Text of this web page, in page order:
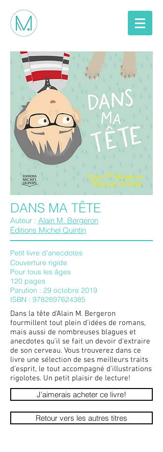
DANS MA TÊTE
Auteur : Alain M. Bergeron
Éditions Michel Quintin
Petit livre d'anecdotes
Couverture rigide
Pour tous les âges
120 pages
Parution : 29 octobre 2019
ISBN : 9782897624385
Dans la tête d'Alain M. Bergeron
fourmillent tout plein d'idées de romans,
mais aussi de nombreuses blagues et
anecdotes qu'il se fait un devoir d'extraire
de son cerveau. Vous trouverez dans ce
livre une sélection de ses meilleurs traits
d'esprit, le tout accompagné d'illustrations
rigolotes. Un petit plaisir de lecture!
J'aimerais acheter ce livre!
Retour vers les autres titres